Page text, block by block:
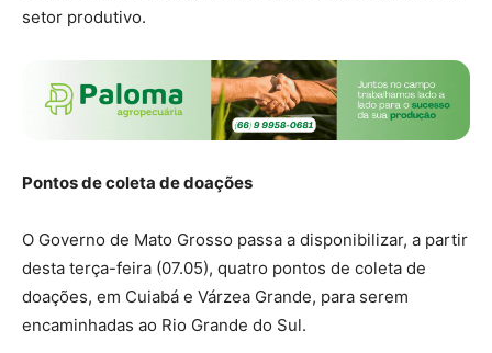
setor produtivo.
Pontos de coleta de doações
O Governo de Mato Grosso passa a disponibilizar, a partir
desta terça-feira (07.05), quatro pontos de coleta de
doações, em Cuiabá e Várzea Grande, para serem
encaminhadas ao Rio Grande do Sul.